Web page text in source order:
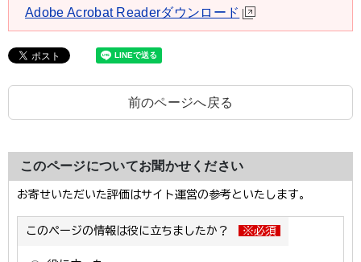
Adobe Acrobat Readerダウンロード
前のページへ戻る
このページについてお聞かせください